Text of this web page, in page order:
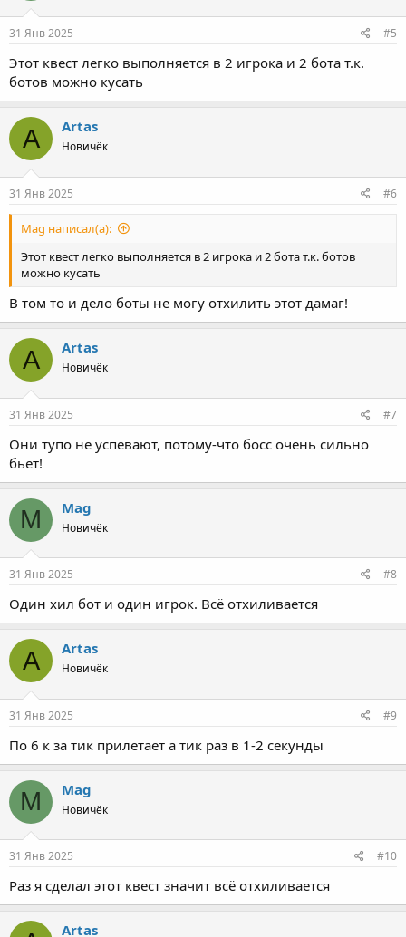
31 Янв 2025 #5
Этот квест легко выполняется в 2 игрока и 2 бота т.к.
ботов можно кусать
A Artas
Новичёк
31 Янв 2025 #6
Mag написал(а):
Этот квест легко выполняется в 2 игрока и 2 бота т.к. ботов
можно кусать
В том то и дело боты не могу отхилить этот дамаг!
A Artas
Новичёк
31 Янв 2025 #7
Они тупо не успевают, потому-что босс очень сильно
бьет!
M Mag
Новичёк
31 Янв 2025 #8
Один хил бот и один игрок. Всё отхиливается
A Artas
Новичёк
31 Янв 2025 #9
По 6 к за тик прилетает а тик раз в 1-2 секунды
M Mag
Новичёк
31 Янв 2025 #10
Раз я сделал этот квест значит всё отхиливается
Artas